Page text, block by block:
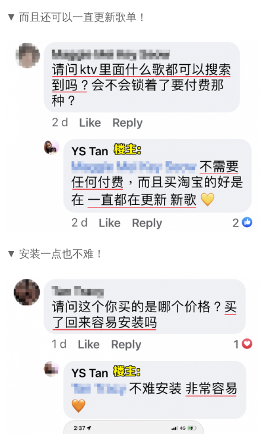
▼ 而且还可以一直更新歌单！
▼ 安装一点也不难！